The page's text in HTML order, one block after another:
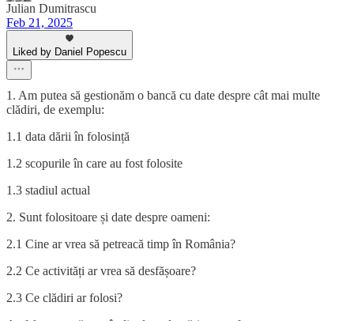
Julian Dumitrascu
Feb 21, 2025
Liked by Daniel Popescu
1. Am putea să gestionăm o bancă cu date despre cât mai multe
clădiri, de exemplu:
1.1 data dării în folosință
1.2 scopurile în care au fost folosite
1.3 stadiul actual
2. Sunt folositoare și date despre oameni:
2.1 Cine ar vrea să petreacă timp în România?
2.2 Ce activități ar vrea să desfășoare?
2.3 Ce clădiri ar folosi?